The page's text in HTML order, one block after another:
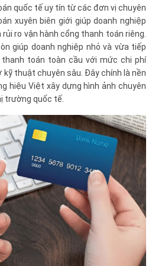
quốc tế uy tín từ các đơn vị chuyên
xuyên biên giới giúp doanh nghiệp
ro vận hành cổng thanh toán riêng.
giúp doanh nghiệp nhỏ và vừa tiếp
toán toàn cầu với mức chi phí
kỹ thuật chuyên sâu. Đây chính là nền
hiệu Việt xây dựng hình ảnh chuyên
trường quốc tế.